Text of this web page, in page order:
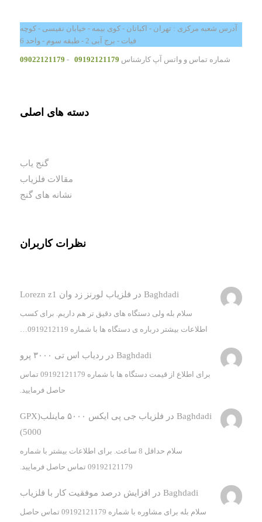
آدرس شعبه مرکزی : تهران - اکباتان - کوی بیمه - خیابان نفیسی - کوچه
فیات - برج آبی 2 - طبقه سوم - واحد 6
شماره تماس و واتس آپ کارشناس 09192121179
-
09022121179
دسته های اصلی
گنج یاب
مقالات فلزیاب
نشانه های گنج
نظرات کاربران
Baghdadi در فلزیاب لورنز زد وان Lorezn z1
سلام بله ولی دستگاه های دقیق تر هم داریم. برای کسب
اطلاعات بیشتر درباره ی دستگاه ها با شماره 0919212119…
Baghdadi درردیاب اس تی ۳۰۰۰ پرو
برای اطلاع از قیمت دستگاه ها با شماره 09192121179 تماس
حاصل فرمایید.
Baghdadi در
فلزیاب جی پی ایکس ۵۰۰۰ ماینلب(GPX
5000)
سلام حداقل 8 ساعت. برای اطلاعات بیشتر با شماره
09192121179 تماس حاصل فرمایید.
Baghdadi در افزایش درصد موفقیت کار با فلزیاب
سلام بله برای مشاوره با شماره 09192121179 تماس حاصل